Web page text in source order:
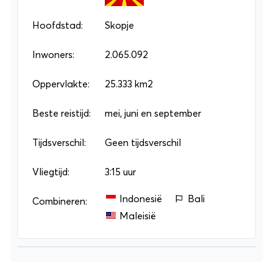
afkoelen door lekker te gaan zwemmen in een
verfrissend meer. Ga met de kids ook een dag
mooi wandelen en samen met je gezin de rijke
Hoofdstad: Skopje
Inwoners: 2.065.092
Oppervlakte: 25.333 km2
Beste reistijd: mei, juni en september
Tijdsverschil: Geen tijdsverschil
Vliegtijd: 3:15 uur
Combineren: Indonesië
Bali
Maleisië